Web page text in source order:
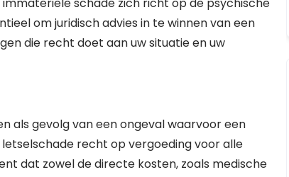
om juridisch advies in te winnen van een
die recht doet aan uw situatie en uw
als gevolg van een ongeval waarvoor een
recht op vergoeding voor alle
dat zowel de directe kosten, zoals medische